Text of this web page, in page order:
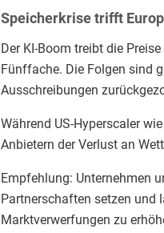
Speicherkrise trifft
Der KI-Boom treibt die
Fünffache. Die Folgen sind
Ausschreibungen
Während US-Hyperscaler
Anbietern der Verlust an
Empfehlung: Unternehmen
Partnerschaften setzen und
Marktverwerfungen zu